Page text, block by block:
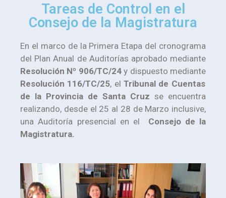
Tareas de Control en el
Consejo de la Magistratura
En el marco de la Primera Etapa del cronograma
del Plan Anual de Auditorías aprobado mediante
Resolución Nº 906/TC/24y dispuesto mediante
Resolución 116/TC/25, elTribunal de Cuentas
de la Provincia de Santa Cruz se encuentra
realizando, desde el 25 al 28 de Marzo inclusive,
una Auditoría presencial en el Consejo de la
Magistratura.